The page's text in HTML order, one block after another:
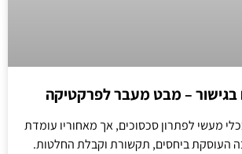
בגישור – מבט מעבר לפרקטיקה
מעשי לפתרון סכסוכים, אך מאחוריו עומדת
העוסקת ביחסים, תקשורת וקבלת החלטות.